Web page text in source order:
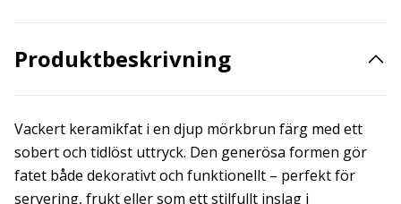
Produktbeskrivning
Vackert keramikfat i en djup mörkbrun färg med ett
sobert och tidlöst uttryck. Den generösa formen gör
fatet både dekorativt och funktionellt – perfekt för
servering, frukt eller som ett stilfullt inslag i